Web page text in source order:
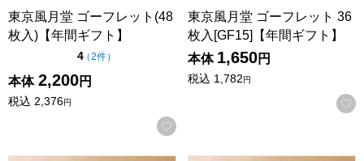
東京風月堂 ゴーフレット(48
枚入)【年間ギフト】
4点（5点満点中）
（2件の評価
）
本体 2,200円
税込 2,376円
お気に入りに登録する
東京風月堂 ゴーフレット 36
枚入[GF15]【年間ギフト】
本体 1,650円
税込 1,782円